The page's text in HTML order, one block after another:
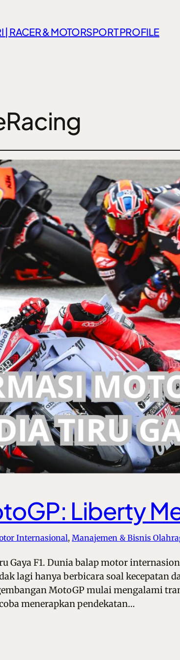
RACER & MOTORSPORT PROFILE
Liberty
Internasional, Manajemen & Bisnis
F1. Dunia balap motor
lagi hanya berbicara soal kecepatan
MotoGP mulai mengalami
menerapkan pendekatan…